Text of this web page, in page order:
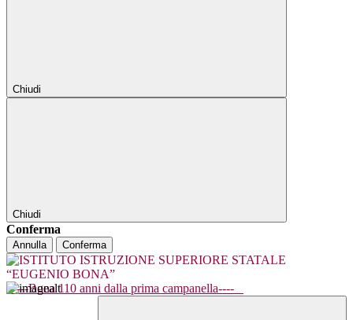
Chiudi
Chiudi
Conferma
Annulla Conferma
----Bona 110 anni dalla prima campanella----